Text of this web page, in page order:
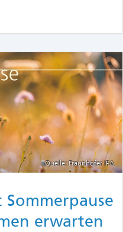
Quelle: Fraunhofer IPA
erwarten